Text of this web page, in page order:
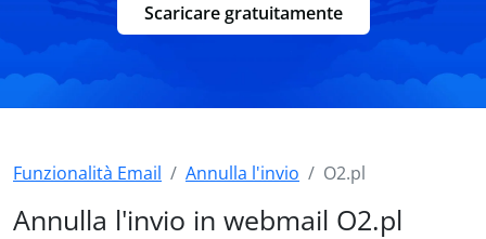
Scaricare gratuitamente
Funzionalità Email Annulla l'invio O2.pl
Annulla l'invio in webmail O2.pl